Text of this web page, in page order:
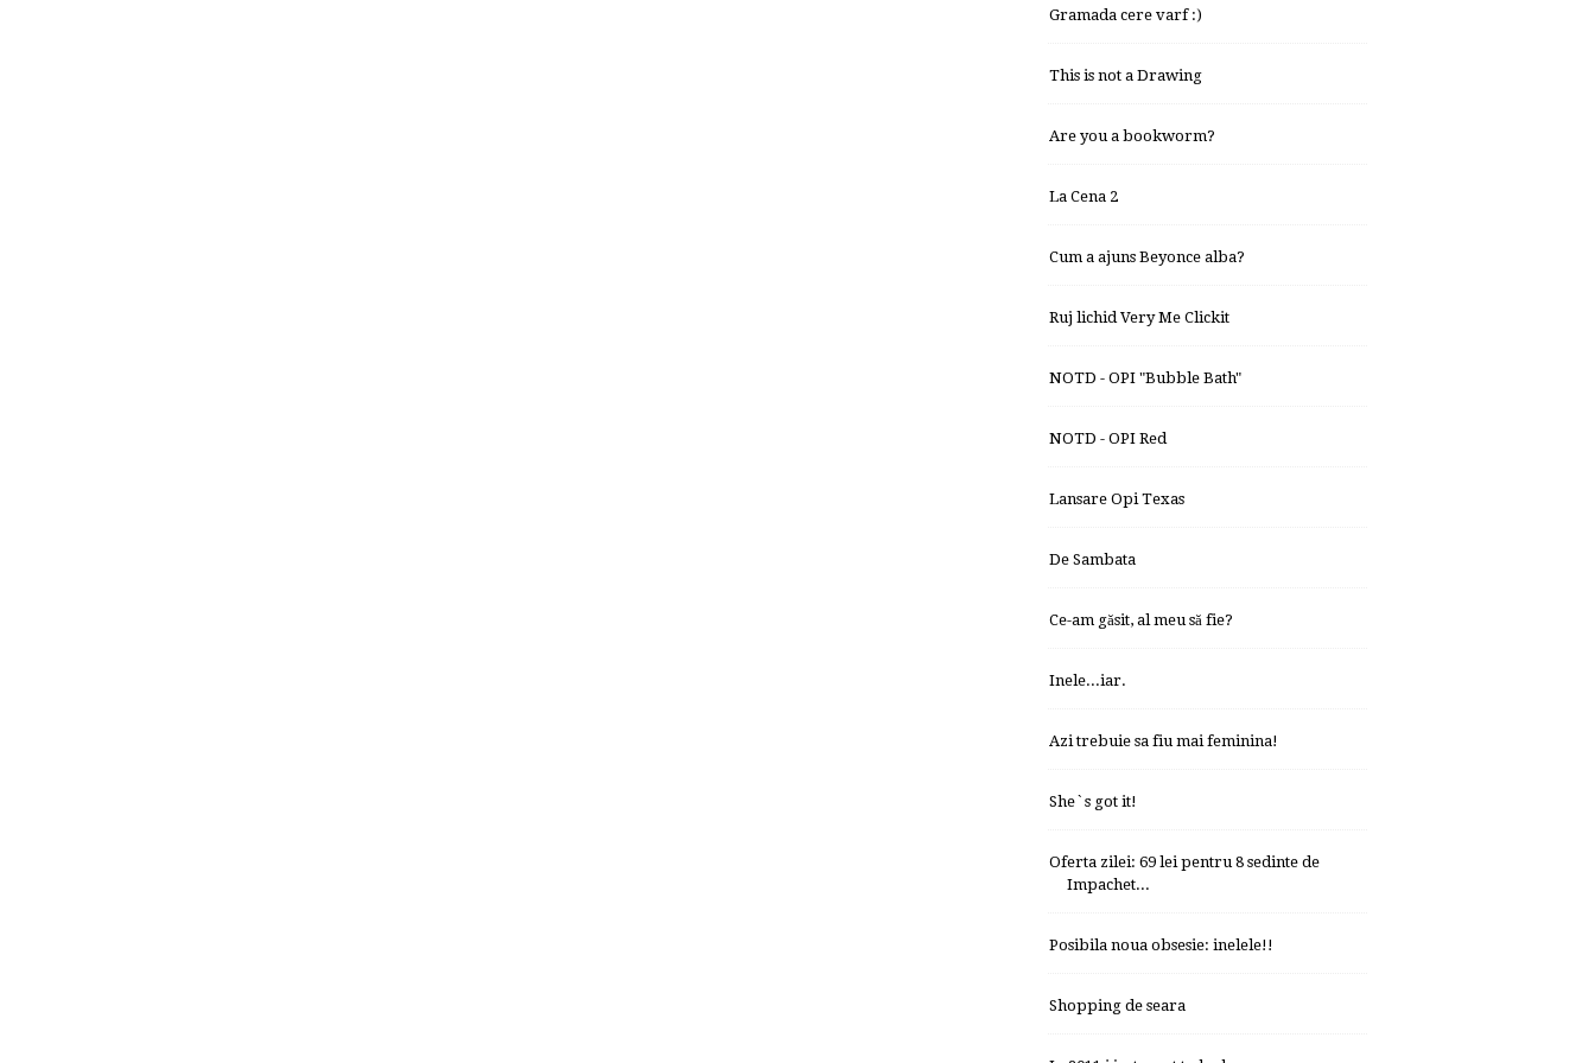
Gramada cere varf :)
This is not a Drawing
Are you a bookworm?
La Cena 2
Cum a ajuns Beyonce alba?
Ruj lichid Very Me Clickit
NOTD - OPI "Bubble Bath"
NOTD - OPI Red
Lansare Opi Texas
De Sambata
Ce-am găsit, al meu să fie?
Inele...iar.
Azi trebuie sa fiu mai feminina!
She`s got it!
Oferta zilei: 69 lei pentru 8 sedinte de
Impachet...
Posibila noua obsesie: inelele!!
Shopping de seara